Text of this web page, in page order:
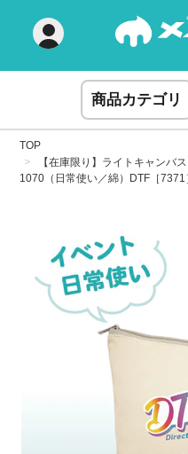
商品カテゴリ
TOP
【在庫限り】ライトキャンバ
1070（日常使い／綿）DTF［7371